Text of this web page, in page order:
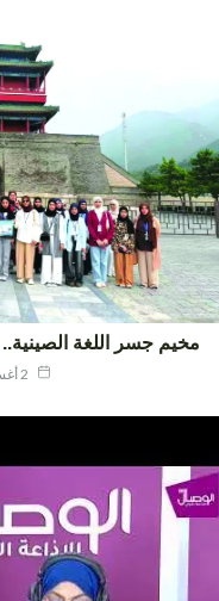
جسر اللغة الصينية..